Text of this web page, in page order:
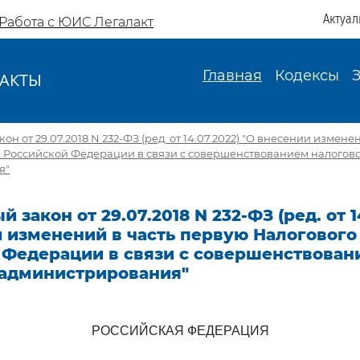
с ЮИС Легалакт
Главная Кодексы
от 29.07.2018 N 232-ФЗ (ред. от 14.07.2022) "О внесении
Российской Федерации в связи с совершенствованием
закон от 29.07.2018 N 232-ФЗ (ред. от
в часть первую Налогового
в связи с
РОССИЙСКАЯ ФЕДЕРАЦИЯ